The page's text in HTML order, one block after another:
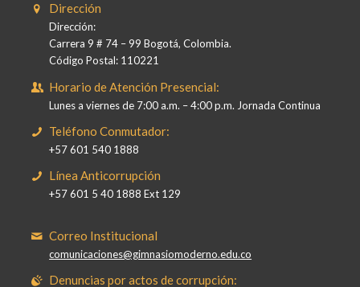
Dirección
Dirección:
Carrera 9 # 74 – 99 Bogotá, Colombia.
Código Postal: 110221
Horario de Atención Presencial:
Lunes a viernes de 7:00 a.m. – 4:00 p.m. Jornada Continua
Teléfono Conmutador:
+57 601 540 1888
Línea Anticorrupción
+57 601 5 40 1888 Ext 129
Correo Institucional
comunicaciones@gimnasiomoderno.edu.co
Denuncias por actos de corrupción: